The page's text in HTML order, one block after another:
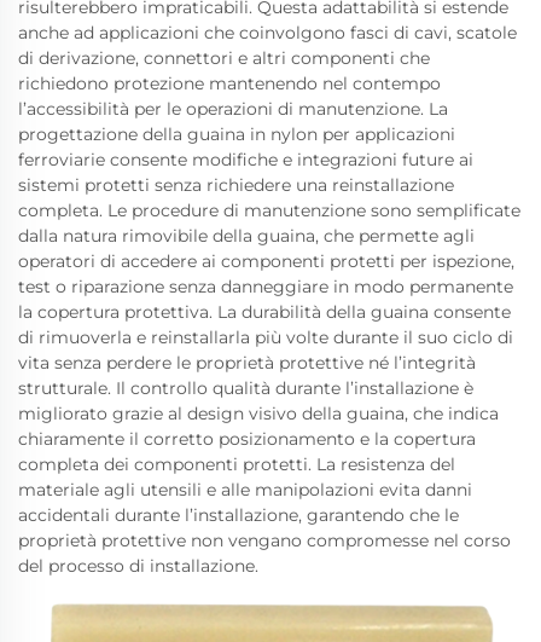
risulterebbero impraticabili. Questa adattabilità si estende
anche ad applicazioni che coinvolgono fasci di cavi, scatole
di derivazione, connettori e altri componenti che
richiedono protezione mantenendo nel contempo
l’accessibilità per le operazioni di manutenzione. La
progettazione della guaina in nylon per applicazioni
ferroviarie consente modifiche e integrazioni future ai
sistemi protetti senza richiedere una reinstallazione
completa. Le procedure di manutenzione sono semplificate
dalla natura rimovibile della guaina, che permette agli
operatori di accedere ai componenti protetti per ispezione,
test o riparazione senza danneggiare in modo permanente
la copertura protettiva. La durabilità della guaina consente
di rimuoverla e reinstallarla più volte durante il suo ciclo di
vita senza perdere le proprietà protettive né l’integrità
strutturale. Il controllo qualità durante l’installazione è
migliorato grazie al design visivo della guaina, che indica
chiaramente il corretto posizionamento e la copertura
completa dei componenti protetti. La resistenza del
materiale agli utensili e alle manipolazioni evita danni
accidentali durante l’installazione, garantendo che le
proprietà protettive non vengano compromesse nel corso
del processo di installazione.